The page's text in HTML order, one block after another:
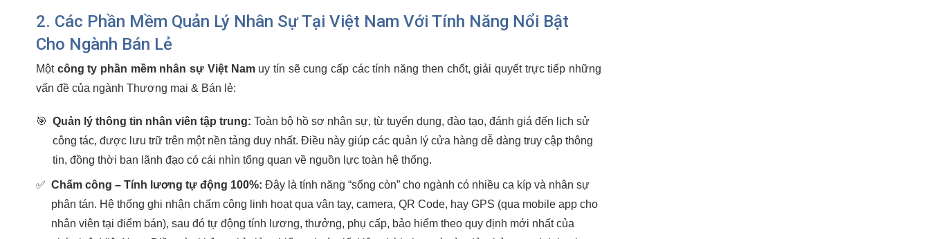
2. Các Phần Mềm Quản Lý Nhân Sự Tại Việt Nam Với Tính Năng Nổi Bật
Cho Ngành Bán Lẻ
Một công ty phần mềm nhân sự Việt Namuy tín sẽ cung cấp các tính năng then chốt, giải quyết trực tiếp những
vấn đề của ngành Thương mại & Bán lẻ:
🎯 Quản lý thông tin nhân viên tập trung: Toàn bộ hồ sơ nhân sự, từ tuyển dụng, đào tạo, đánh giá đến lịch sử
công tác, được lưu trữ trên một nền tảng duy nhất. Điều này giúp các quản lý cửa hàng dễ dàng truy cập thông
tin, đồng thời ban lãnh đạo có cái nhìn tổng quan về nguồn lực toàn hệ thống.
✅ Chấm công – Tính lương tự động 100%: Đây là tính năng “sống còn” cho ngành có nhiều ca kíp và nhân sự
phân tán. Hệ thống ghi nhận chấm công linh hoạt qua vân tay, camera, QR Code, hay GPS (qua mobile app cho
nhân viên tại điểm bán), sau đó tự động tính lương, thưởng, phụ cấp, bảo hiểm theo quy định mới nhất của